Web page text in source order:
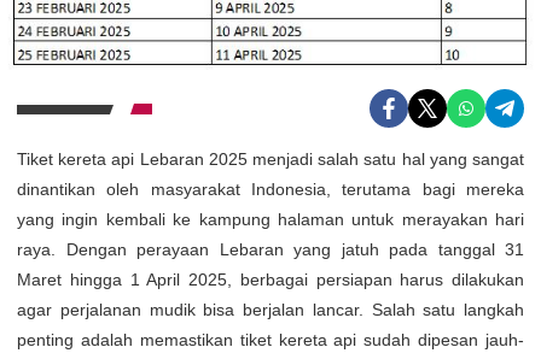
Tiket kereta api Lebaran 2025 menjadi salah satu hal yang sangat
dinantikan oleh masyarakat Indonesia, terutama bagi mereka
yang ingin kembali ke kampung halaman untuk merayakan hari
raya. Dengan perayaan Lebaran yang jatuh pada tanggal 31
Maret hingga 1 April 2025, berbagai persiapan harus dilakukan
agar perjalanan mudik bisa berjalan lancar. Salah satu langkah
penting adalah memastikan tiket kereta api sudah dipesan jauh-